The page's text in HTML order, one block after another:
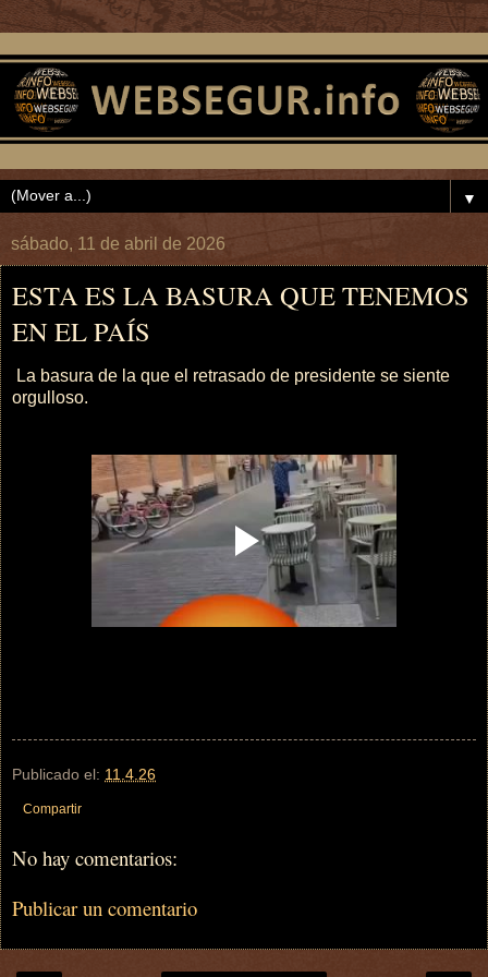
▼
sábado, 11 de abril de 2026
ESTA ES LA BASURA QUE TENEMOS
EN EL PAÍS
La basura de la que el retrasado de presidente se siente
orgulloso.
Publicado el: 11.4.26
Compartir
No hay comentarios:
Publicar un comentario